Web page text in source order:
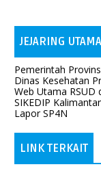
JEJARING UTAMA
Pemerintah
Dinas Kesehatan
Web Utama RSUD
SIKEDIP
Lapor SP4N
LINK TERKAIT